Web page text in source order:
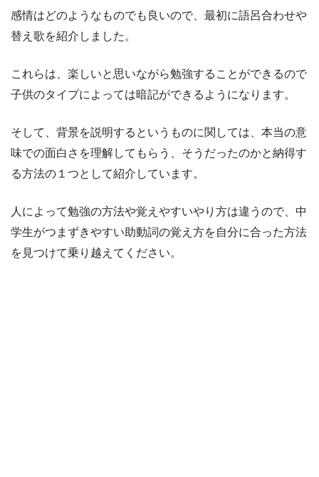
感情はどのようなものでも良いので、最初に語呂合わせや
替え歌を紹介しました。
これらは、楽しいと思いながら勉強することができるので
子供のタイプによっては暗記ができるようになります。
そして、背景を説明するというものに関しては、本当の意
味での面白さを理解してもらう、そうだったのかと納得す
る方法の１つとして紹介しています。
人によって勉強の方法や覚えやすいやり方は違うので、中
学生がつまずきやすい助動詞の覚え方を自分に合った方法
を見つけて乗り越えてください。